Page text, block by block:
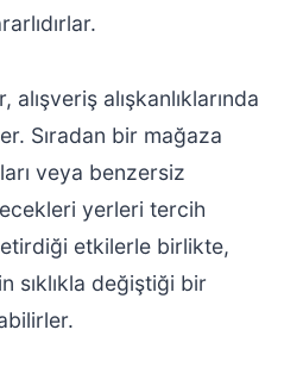
alışkanlıklarında
Sıradan bir mağaza
veya benzersiz
yerleri tercih
etkilerle birlikte,
sıklıkla değiştiği bir